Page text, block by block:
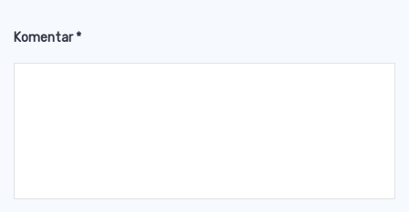
Komentar*